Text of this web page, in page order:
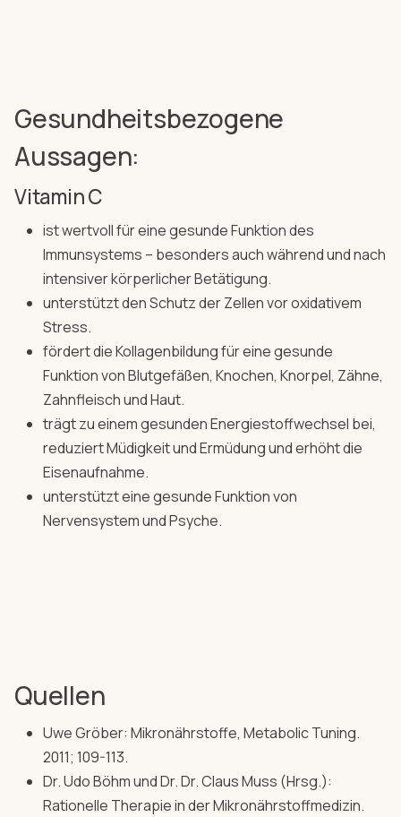
Gesundheitsbezogene
Aussagen:
Vitamin C
ist wertvoll für eine gesunde Funktion des
Immunsystems – besonders auch während und nach
intensiver körperlicher Betätigung.
unterstützt den Schutz der Zellen vor oxidativem
Stress.
fördert die Kollagenbildung für eine gesunde
Funktion von Blutgefäßen, Knochen, Knorpel, Zähne,
Zahnfleisch und Haut.
trägt zu einem gesunden Energiestoffwechsel bei,
reduziert Müdigkeit und Ermüdung und erhöht die
Eisenaufnahme.
unterstützt eine gesunde Funktion von
Nervensystem und Psyche.
Quellen
Uwe Gröber: Mikronährstoffe, Metabolic Tuning.
2011; 109-113.
Dr. Udo Böhm und Dr. Dr. Claus Muss (Hrsg.):
Rationelle Therapie in der Mikronährstoffmedizin.